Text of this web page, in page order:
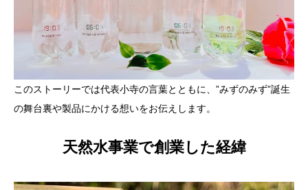
このストーリーでは代表小寺の言葉とともに、”みずのみず”誕生
の舞台裏や製品にかける想いをお伝えします。
天然水事業で創業した経緯